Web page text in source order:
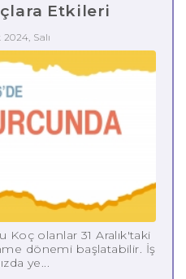
Etkileri
Salı
Koç olanlar 31 Aralık'taki
dönemi başlatabilir. İş
ye...